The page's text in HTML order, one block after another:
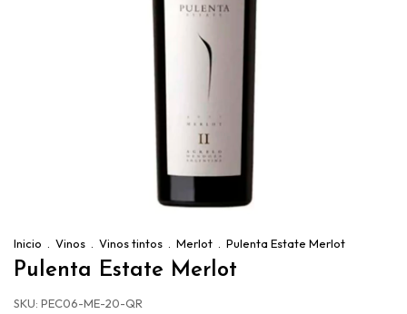
Inicio Vinos Vinos tintos Merlot Pulenta Estate Merlot
Pulenta Estate Merlot
SKU: PEC06-ME-20-QR